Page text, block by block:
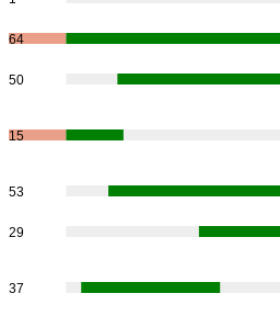
64
50
15
53
29
37